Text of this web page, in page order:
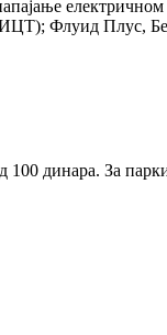
електричном
ИЦТ); Флуид Плус,
100 динара. За